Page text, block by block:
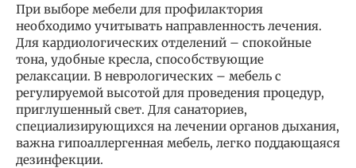
При выборе мебели для профилактория
необходимо учитывать направленность лечения.
Для кардиологических отделений – спокойные
тона, удобные кресла, способствующие
релаксации. В неврологических – мебель с
регулируемой высотой для проведения процедур,
приглушенный свет. Для санаториев,
специализирующихся на лечении органов дыхания,
важна гипоаллергенная мебель, легко поддающаяся
дезинфекции.